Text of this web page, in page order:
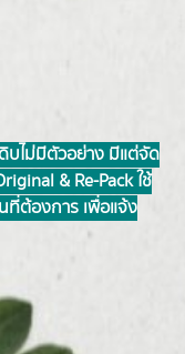
บไม่มีตัวอย่าง มีแต่จัด
& Re-Pack ใช้
ที่ต้องการ เพื่อแจ้ง